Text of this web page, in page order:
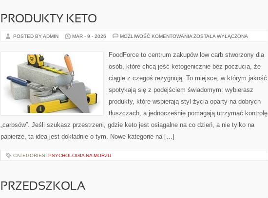
PRODUKTY KETO
POSTED BY ADMIN MAR - 9 - 2026 MOŻLIWOŚĆ KOMENTOWANIA PRODUKTY
ZOSTAŁA WYŁĄCZONA
FoodForce to centrum zakupów low carb stworzony dla
osób, które chcą jeść ketogenicznie bez poczucia, że
ciągle z czegoś rezygnują. To miejsce, w którym jakość
spotykają się z podejściem świadomym: wybierasz
produkty, które wspierają styl życia oparty na dobrych
tłuszczach, a jednocześnie pomagają utrzymać kontrolę
„carbsów”. Jeśli szukasz przestrzeni, gdzie keto jest osiągalne na co dzień, a nie tylko na
papierze, ta idea jest dokładnie o tym. Nowe kategorie na […]
CATEGORIES: PSYCHOLOGIA NA MORZU
PRZEDSZKOLA